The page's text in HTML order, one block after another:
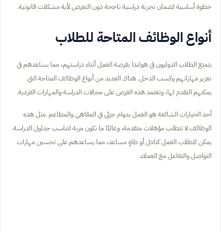
خطوة أساسية لضمان تجربة دراسية ناجحة دون التعرض لأية مشكلات قانونية.
أنواع الوظائف المتاحة للطلاب
يتمتع الطلاب الدوليون في هولندا بفرصة العمل أثناء دراستهم، مما يساعدهم في
تعزيز مهاراتهم وكسب الدخل. هناك العديد من أنواع الوظائف المتاحة التي
يمكنهم التقدم لها، وتعتمد هذه الفرص على مجالات الدراسة والمهارات الفردية.
أحد الخيارات الشائعة هو العمل بدوام جزئي في المقاهي والمطاعم. مثل هذه
الوظائف لا تتطلب مؤهلات متقدمة، وغالبًا ما تكون مرنة لتناسب جداول الدراسة.
يمكن للطلاب العمل كنادل أو طاهٍ مساعد، مما يساعدهم على تحسين مهارات
التواصل والتفاعل مع العملاء.